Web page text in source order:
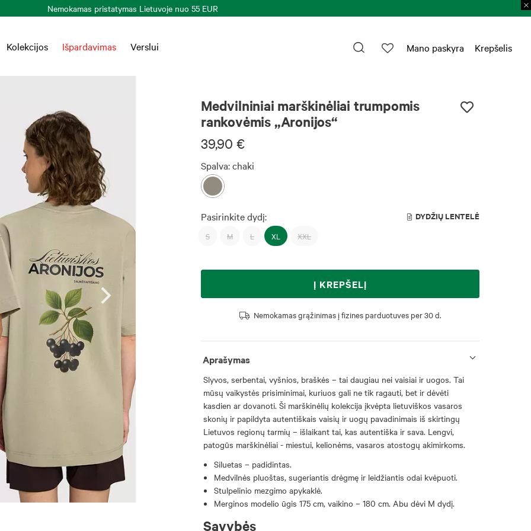
Nemokamas pristatymas Lietuvoje nuo 55 EUR
Kolekcijos Išpardavimas Verslui Krepšelis
Mano paskyra
Medvilniniai marškinėliai trumpomis
rankovėmis „Aronijos“
39,90 €
Spalva:chaki
Pasirinkite dydį: DYDŽIŲ LENTELĖ
S M L XL XXL
Į KREPŠELĮ
Nemokamas grąžinimas į fizines parduotuves per 30 d.
Aprašymas
Slyvos, serbentai, vyšnios, braškės – tai daugiau nei vaisiai ir uogos. Tai
mūsų vaikystės prisiminimai, kuriuos gali ne tik ragauti, bet ir dėvėti
kasdien ar dovanoti. Ši marškinėlių kolekcija įkvėpta lietuviškos vasaros
skonių ir papildyta autentiškais vaisių ir uogų pavadinimais iš skirtingų
Lietuvos regionų tarmių – išlaikant tai, kas autentiška ir sava. Lengvi,
patogūs marškinėliai - miestui, kelionėms, vasaros atostogų akimirkoms.
Siluetas – padidintas.
Medvilnės pluoštas, sugeriantis drėgmę ir leidžiantis odai kvėpuoti.
Stulpelinio mezgimo apykaklė.
Merginos modelio ūgis 175 cm, vaikino – 180 cm. Abu dėvi M dydį.
Savybės